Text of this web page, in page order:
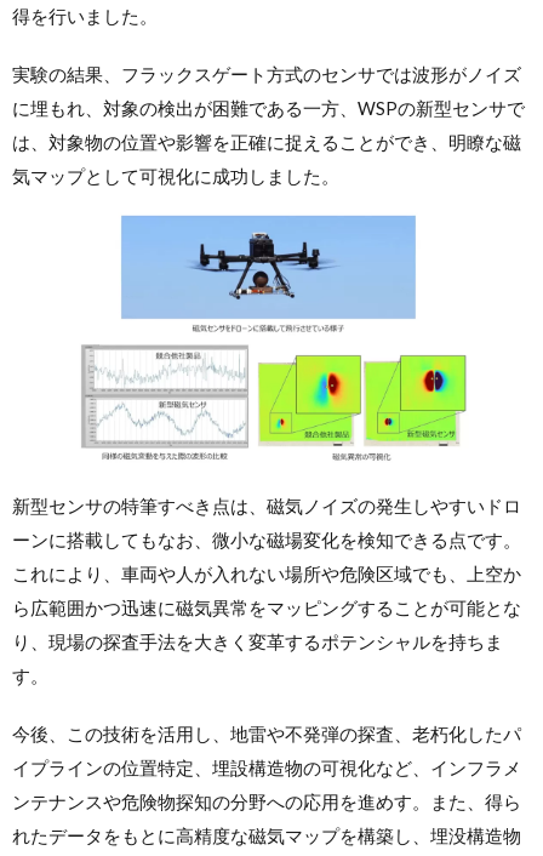
得を行いました。
実験の結果、フラックスゲート方式のセンサでは波形がノイズ
に埋もれ、対象の検出が困難である一方、WSPの新型センサで
は、対象物の位置や影響を正確に捉えることができ、明瞭な磁
気マップとして可視化に成功しました。
新型センサの特筆すべき点は、磁気ノイズの発生しやすいドロ
ーンに搭載してもなお、微小な磁場変化を検知できる点です。
これにより、車両や人が入れない場所や危険区域でも、上空か
ら広範囲かつ迅速に磁気異常をマッピングすることが可能とな
り、現場の探査手法を大きく変革するポテンシャルを持ちま
す。
今後、この技術を活用し、地雷や不発弾の探査、老朽化したパ
イプラインの位置特定、埋設構造物の可視化など、インフラメ
ンテナンスや危険物探知の分野への応用を進めす。また、得ら
れたデータをもとに高精度な磁気マップを構築し、埋没構造物